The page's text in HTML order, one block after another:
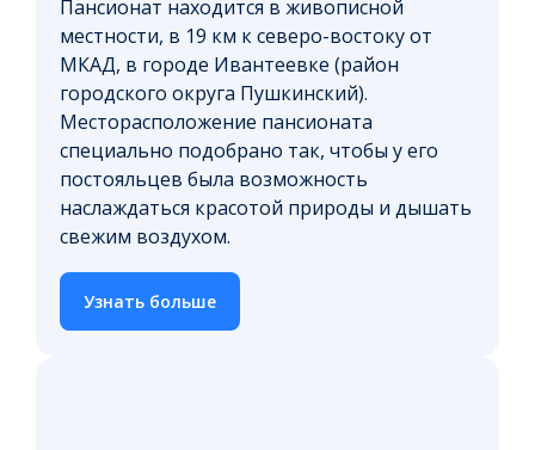
Пансионат находится в живописной
местности, в 19 км к северо-востоку от
МКАД, в городе Ивантеевке (район
городского округа Пушкинский).
Месторасположение пансионата
специально подобрано так, чтобы у его
постояльцев была возможность
наслаждаться красотой природы и дышать
свежим воздухом.
Узнать больше